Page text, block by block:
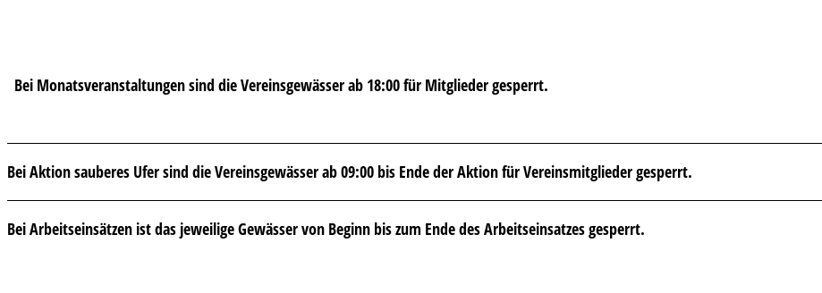
Bei Monatsveranstaltungen sind die Vereinsgewässer ab 18:00 für Mitglieder gesperrt.
Bei Aktion sauberes Ufer sind die Vereinsgewässer ab 09:00 bis Ende der Aktion für Vereinsmitglieder gesperrt.
Bei Arbeitseinsätzen ist das jeweilige Gewässer von Beginn bis zum Ende des Arbeitseinsatzes gesperrt.